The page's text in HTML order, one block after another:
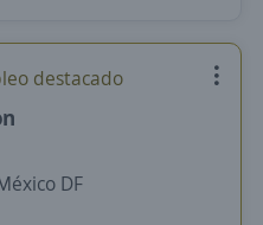
destacado
DF